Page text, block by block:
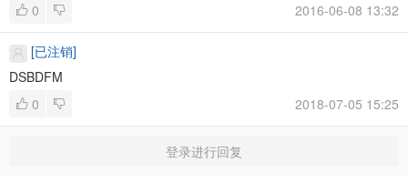
0
2016-06-08 13:32
[已注销]
DSBDFM
0
2018-07-05 15:25
登录进行回复